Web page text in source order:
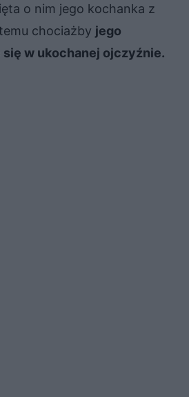
o nim jego kochanka z
chociażby jego
w ukochanej ojczyźnie.